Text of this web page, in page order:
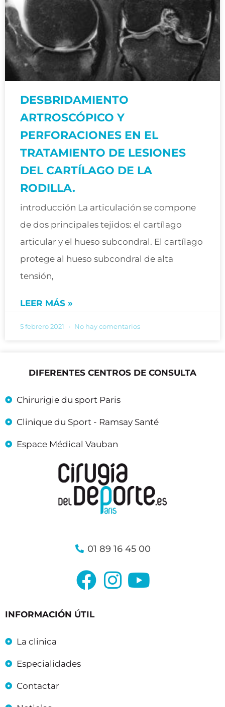
DESBRIDAMIENTO
ARTROSCÓPICO Y
PERFORACIONES EN EL
TRATAMIENTO DE LESIONES
DEL CARTÍLAGO DE LA
RODILLA.
introducción La articulación se compone
de dos principales tejidos: el cartílago
articular y el hueso subcondral. El cartílago
protege al hueso subcondral de alta
tensión,
LEER MÁS »
5 febrero 2021 No hay comentarios
DIFERENTES CENTROS DE CONSULTA
Chirurigie du sport Paris
Clinique du Sport - Ramsay Santé
Espace Médical Vauban
01 89 16 45 00
INFORMACIÓN ÚTIL
La clinica
Especialidades
Contactar